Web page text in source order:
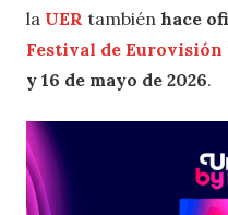
la UER también hace
Festival de Eurovisión
y 16 de mayo de 2026.